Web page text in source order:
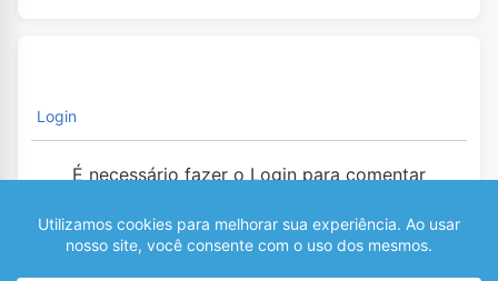
Login
É necessário fazer o Login para comentar
0 COMENTÁRIOS